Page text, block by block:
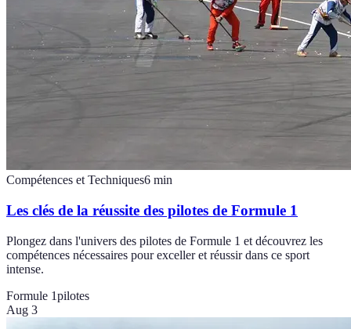
Compétences et Techniques6 min
Les clés de la réussite des pilotes de Formule 1
Plongez dans l'univers des pilotes de Formule 1 et découvrez les
compétences nécessaires pour exceller et réussir dans ce sport
intense.
Formule 1pilotes
Aug 3